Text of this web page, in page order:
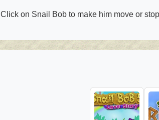
Click on Snail Bob to make him move or